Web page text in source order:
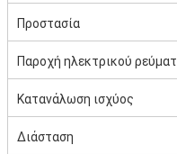
Προστασία
Παροχή ηλεκτρικού
Κατανάλωση ισχύος
Διάσταση